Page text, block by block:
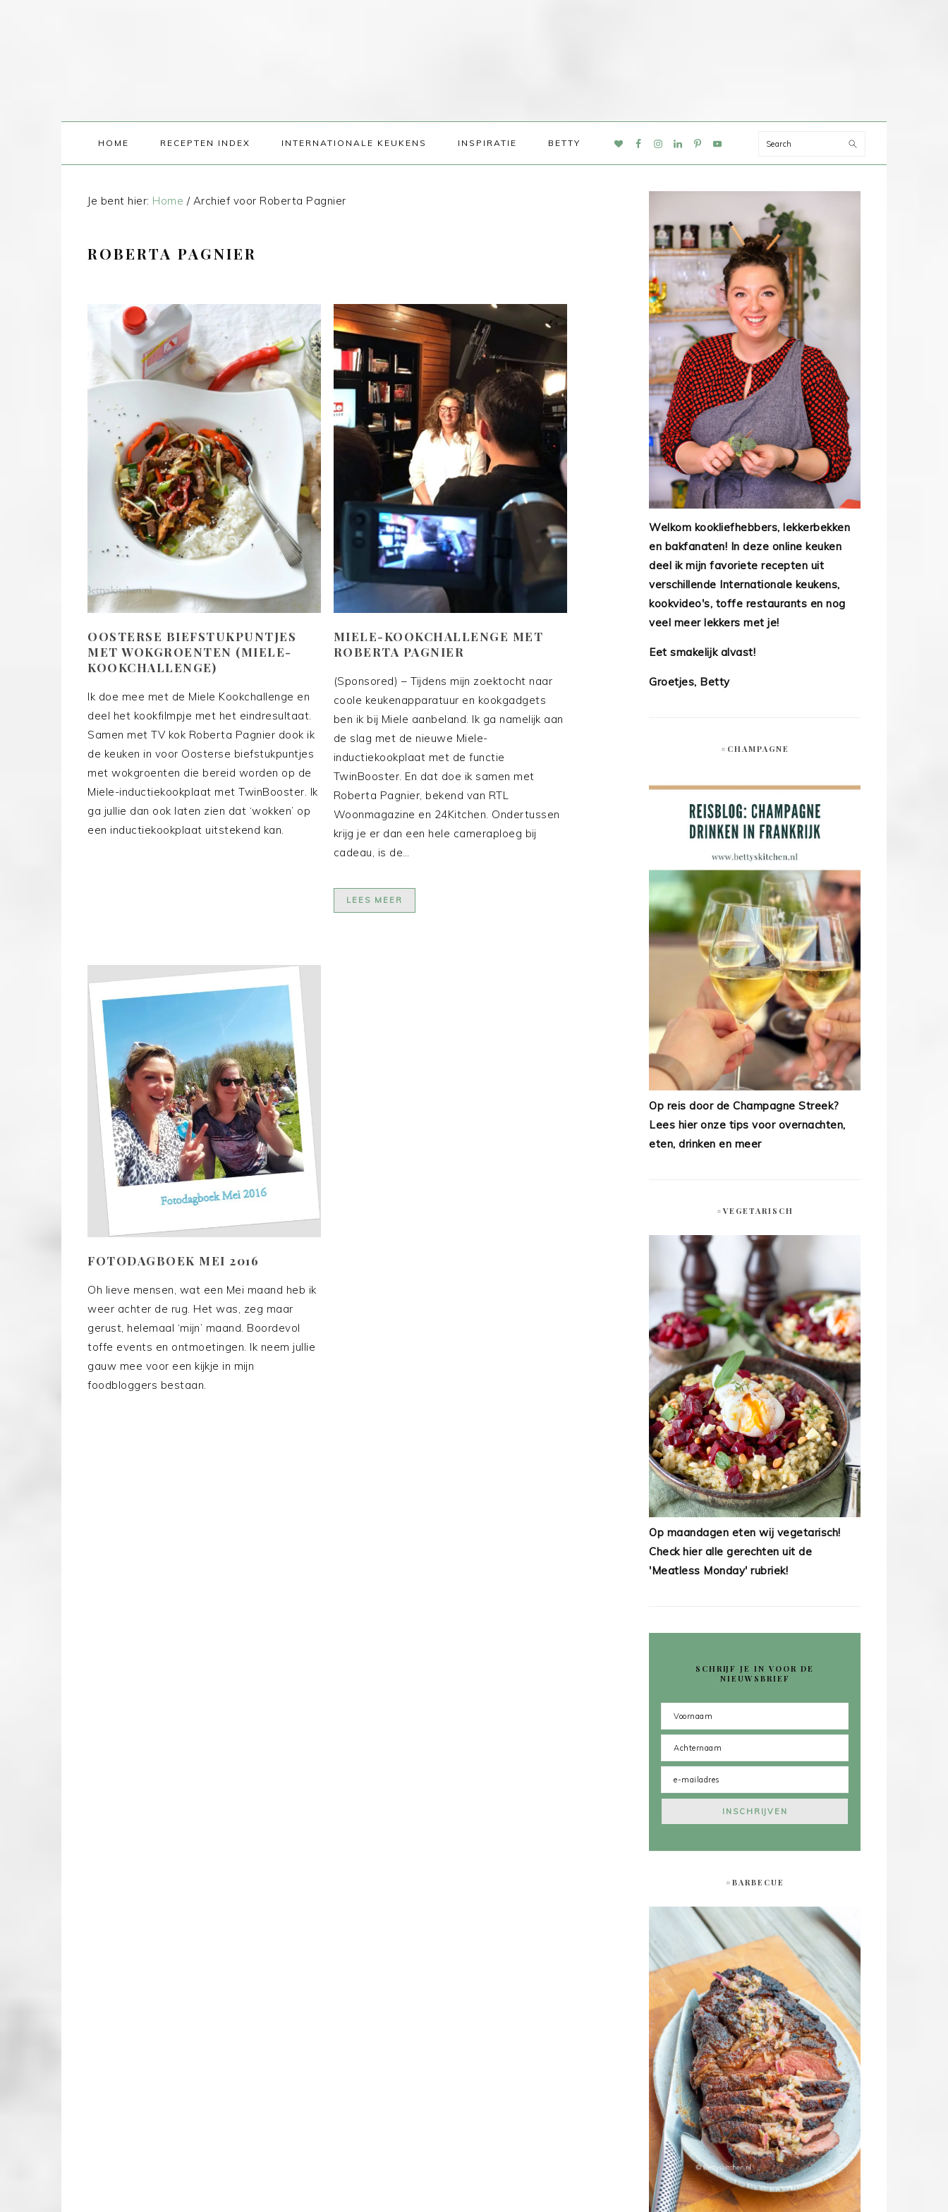
HOME RECEPTEN INDEX INTERNATIONALE KEUKENS INSPIRATIE BETTY
NAV
Search
Je bent hier: Home /Archief voor Roberta Pagnier
ROBERTA PAGNIER
OOSTERSE BIEFSTUKPUNTJES
MET WOKGROENTEN (MIELE-
KOOKCHALLENGE)
Ik doe mee met de Miele Kookchallenge en
deel het kookfilmpje met het eindresultaat.
Samen met TV kok Roberta Pagnier dook ik
de keuken in voor Oosterse biefstukpuntjes
met wokgroenten die bereid worden op de
Miele-inductiekookplaat met TwinBooster. Ik
ga jullie dan ook laten zien dat ‘wokken’ op
een inductiekookplaat uitstekend kan.
MIELE-KOOKCHALLENGE MET
ROBERTA PAGNIER
(Sponsored) – Tijdens mijn zoektocht naar
coole keukenapparatuur en kookgadgets
ben ik bij Miele aanbeland. Ik ga namelijk aan
de slag met de nieuwe Miele-
inductiekookplaat met de functie
TwinBooster. En dat doe ik samen met
Roberta Pagnier, bekend van RTL
Woonmagazine en 24Kitchen. Ondertussen
krijg je er dan een hele cameraploeg bij
cadeau, is de…
LEES MEER
FOTODAGBOEK MEI 2016
Oh lieve mensen, wat een Mei maand heb ik
weer achter de rug. Het was, zeg maar
gerust, helemaal ‘mijn’ maand. Boordevol
toffe events en ontmoetingen. Ik neem jullie
gauw mee voor een kijkje in mijn
foodbloggers bestaan.
Welkom kookliefhebbers, lekkerbekken
en bakfanaten! In deze online keuken
deel ik mijn favoriete recepten uit
verschillende Internationale keukens,
kookvideo's, toffe restaurants en nog
veel meer lekkers met je!
Eet smakelijk alvast!
Groetjes, Betty
#CHAMPAGNE
Op reis door de Champagne Streek?
Lees hier onze tips voor overnachten,
eten, drinken en meer
#VEGETARISCH
Op maandagen eten wij vegetarisch!
Check hier alle gerechten uit de
'Meatless Monday' rubriek!
SCHRIJF JE IN VOOR DE
NIEUWSBRIEF
#BARBECUE